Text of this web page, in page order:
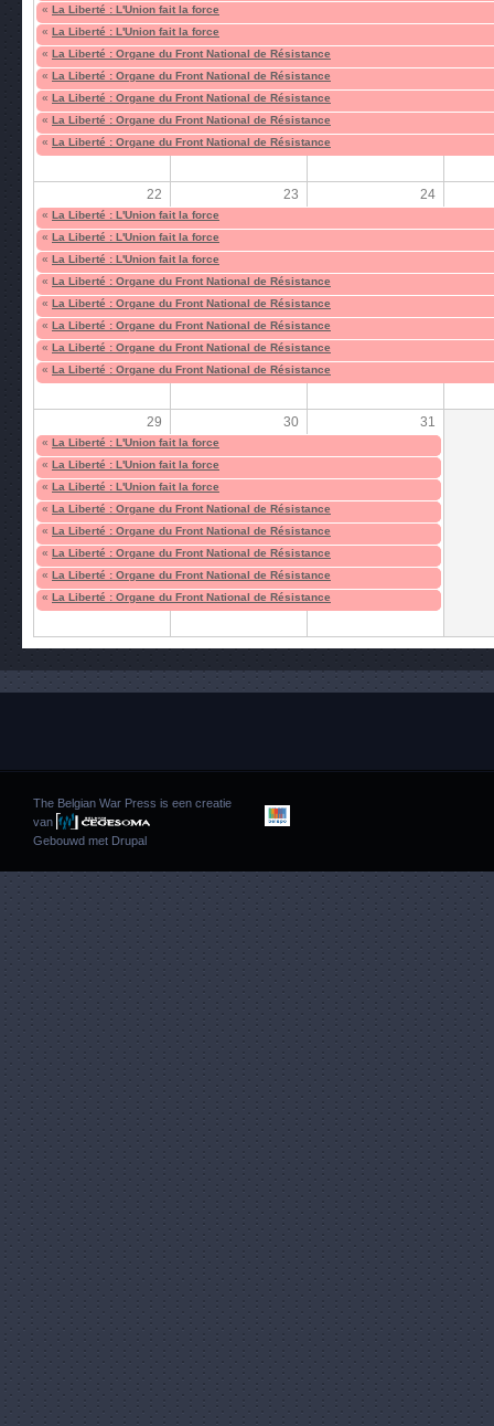
« La Liberté : L'Union fait la force
« La Liberté : L'Union fait la force
« La Liberté : Organe du Front National de Résistance
« La Liberté : Organe du Front National de Résistance
« La Liberté : Organe du Front National de Résistance
« La Liberté : Organe du Front National de Résistance
« La Liberté : Organe du Front National de Résistance
22 23 24
« La Liberté : L'Union fait la force
« La Liberté : L'Union fait la force
« La Liberté : L'Union fait la force
« La Liberté : Organe du Front National de Résistance
« La Liberté : Organe du Front National de Résistance
« La Liberté : Organe du Front National de Résistance
« La Liberté : Organe du Front National de Résistance
« La Liberté : Organe du Front National de Résistance
29 30 31
« La Liberté : L'Union fait la force
« La Liberté : L'Union fait la force
« La Liberté : L'Union fait la force
« La Liberté : Organe du Front National de Résistance
« La Liberté : Organe du Front National de Résistance
« La Liberté : Organe du Front National de Résistance
« La Liberté : Organe du Front National de Résistance
« La Liberté : Organe du Front National de Résistance
The Belgian War Press is een creatie
van
Gebouwd met Drupal